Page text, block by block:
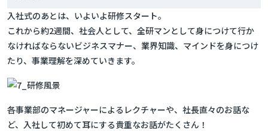
入社式のあとは、いよいよ研修スタート。
これから約2週間、社会人として、全研マンとして身につけて行か
なければならないビジネスマナー、業界知識、マインドを身につけ
たり、事業理解を深めていきます。
各事業部のマネージャーによるレクチャーや、社長直々のお話な
ど、入社して初めて耳にする貴重なお話がたくさん！